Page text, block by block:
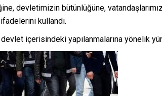
devletimizin bütünlüğüne,
kullandı.
devlet içerisindeki yapılanmalarına yönelik